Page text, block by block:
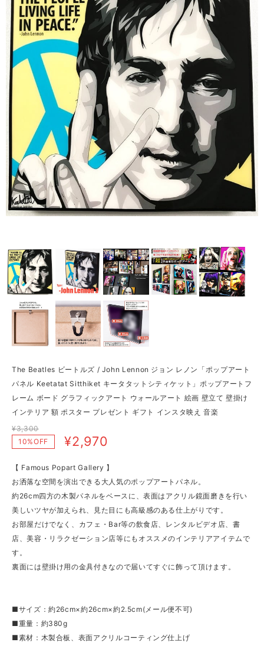
The Beatles ビートルズ / John Lennon ジョン レノン「ポップアート
パネル Keetatat Sitthiket キータタットシティケット」ポップアートフ
レーム ボード グラフィックアート ウォールアート 絵画 壁立て 壁掛け
インテリア 額 ポスター プレゼント ギフト インスタ映え 音楽
¥3,300
10%OFF
¥2,970
【 Famous Popart Gallery 】
お洒落な空間を演出できる大人気のポップアートパネル。
約26cm四方の木製パネルをベースに、表面はアクリル鏡面磨きを行い
美しいツヤが加えられ、見た目にも高級感のある仕上がりです。
お部屋だけでなく、カフェ・Bar等の飲食店、レンタルビデオ店、書
店、美容・リラクゼーション店等にもオススメのインテリアアイテムで
す。
裏面には壁掛け用の金具付きなので届いてすぐに飾って頂けます。
■サイズ：約26cm×約26cm×約2.5cm(メール便不可)
■重量：約380g
■素材：木製合板、表面アクリルコーティング仕上げ